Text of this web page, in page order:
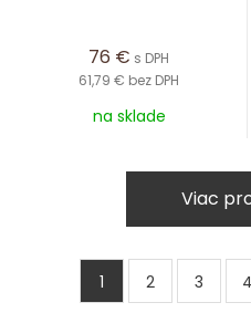
76 € s DPH
61,79 € bez DPH
na sklade
Viac
1 2 3 4